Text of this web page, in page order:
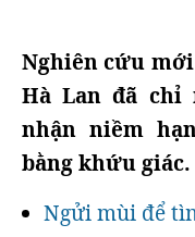
Nghiên cứu mới
Hà Lan đã chỉ
nhận niềm
bằng khứu giác.
Ngửi mùi để